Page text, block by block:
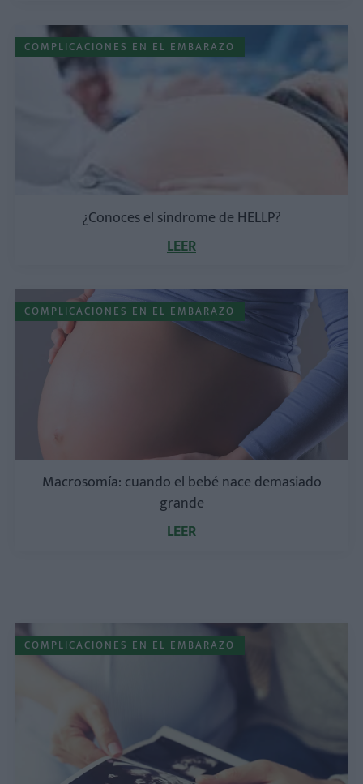
COMPLICACIONES EN EL EMBARAZO
¿Conoces el síndrome de HELLP?
LEER
COMPLICACIONES EN EL EMBARAZO
Macrosomía: cuando el bebé nace demasiado
grande
LEER
COMPLICACIONES EN EL EMBARAZO